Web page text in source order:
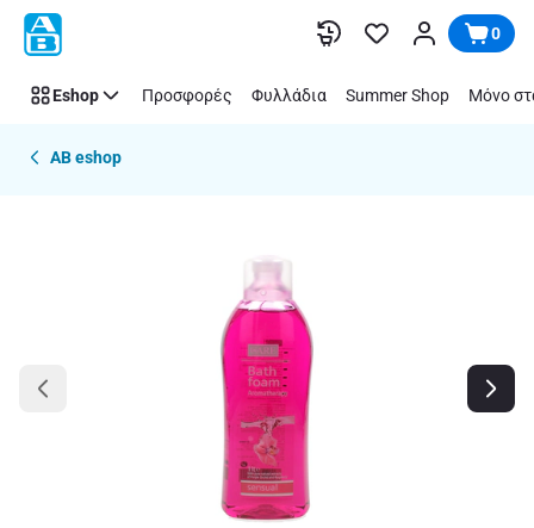
Παράλειψη 0
Eshop Προσφορές Φυλλάδια Summer Shop Μόνο
AB eshop